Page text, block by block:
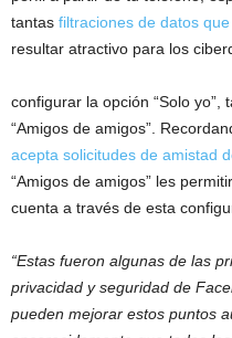
tantas filtraciones de datos
resultar atractivo para los
configurar la opción “Solo yo”,
“Amigos de amigos”.
acepta solicitudes de amistad
“Amigos de amigos” les
cuenta a través de esta
“Estas fueron algunas de las
privacidad y seguridad de
pueden mejorar estos puntos